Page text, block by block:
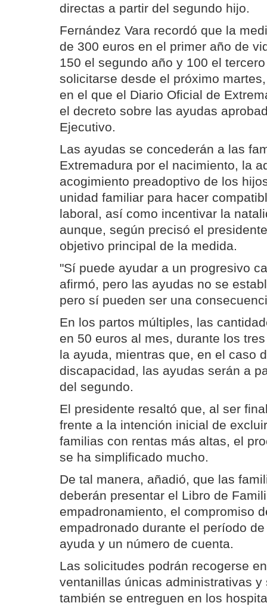
directas a partir del segundo hijo.
Fernández Vara recordó que la
de 300 euros en el primer año de
150 el segundo año y 100 el
solicitarse desde el próximo
en el que el Diario Oficial de
el decreto sobre las ayudas
Ejecutivo.
Las ayudas se concederán a las
Extremadura por el nacimiento, la
acogimiento preadoptivo de los
unidad familiar para hacer
laboral, así como incentivar la
aunque, según precisó el
objetivo principal de la medida.
"Sí puede ayudar a un progresivo
afirmó, pero las ayudas no se
pero sí pueden ser una
En los partos múltiples, las
en 50 euros al mes, durante los
la ayuda, mientras que, en el caso
discapacidad, las ayudas serán a
del segundo.
El presidente resaltó que, al ser
frente a la intención inicial de
familias con rentas más altas, el
se ha simplificado mucho.
De tal manera, añadió, que las
deberán presentar el Libro de
empadronamiento, el compromiso
empadronado durante el período
ayuda y un número de cuenta.
Las solicitudes podrán recogerse
ventanillas únicas administrativas y
también se entreguen en los